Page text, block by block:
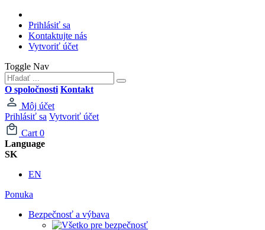
Prihlásiť sa
Kontaktujte nás
Vytvoriť účet
Toggle Nav
O spoločnosti Kontakt
Môj účet
Prihlásiť sa Vytvoriť účet
Cart 0
Language
SK
EN
Ponuka
Bezpečnosť a výbava